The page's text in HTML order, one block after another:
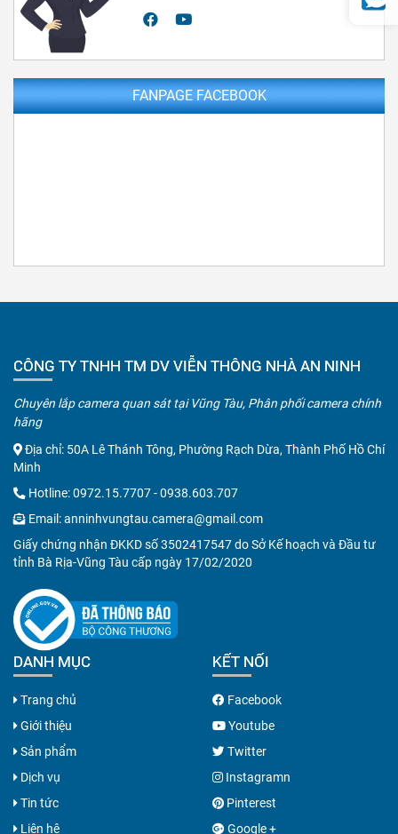
FANPAGE FACEBOOK
CÔNG TY TNHH TM DV VIỄN THÔNG NHÀ AN NINH
Chuyên lắp camera quan sát tại Vũng Tàu, Phân phối camera chính
hãng
Địa chỉ: 50A Lê Thánh Tông, Phường Rạch Dừa, Thành Phố Hồ Chí
Minh
Hotline:0972.15.7707-0938.603.707
Email:anninhvungtau.camera@gmail.com
Giấy chứng nhận ĐKKD số 3502417547 do Sở Kế hoạch và Đầu tư
tỉnh Bà Rịa-Vũng Tàu cấp ngày 17/02/2020
DANH MỤC
Trang chủ
Giới thiệu
Sản phẩm
Dịch vụ
Tin tức
Liên hệ
KẾT NỐI
Facebook
Youtube
Twitter
Instagramn
Pinterest
Google +